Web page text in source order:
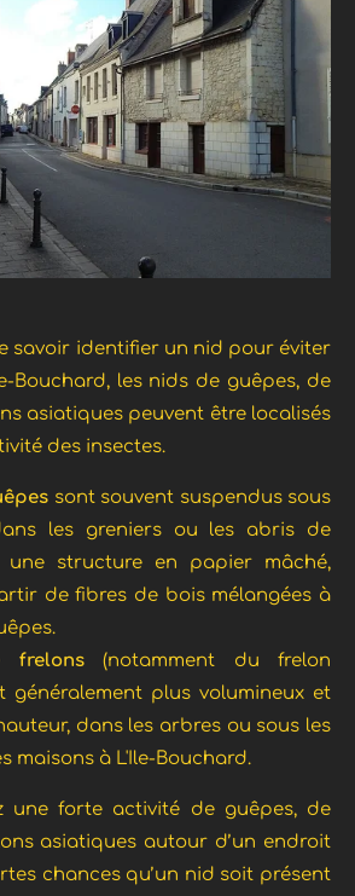
savoir identifier un nid pour éviter
Bouchard, les nids de guêpes, de
asiatiques peuvent être localisés
des insectes.
sont souvent suspendus sous
les greniers ou les abris de
une structure en papier mâché,
de fibres de bois mélangées à
frelons
(notamment du frelon
généralement plus volumineux et
dans les arbres ou sous les
maisons à L'Ile-Bouchard.
une forte activité de guêpes, de
asiatiques autour d’un endroit
chances qu’un nid soit présent